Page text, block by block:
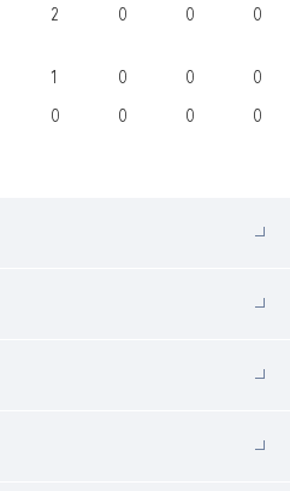
2 0 0 0
1 0 0 0
0 0 0 0